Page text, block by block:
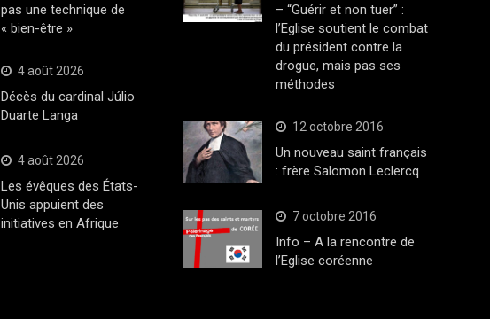
pas une technique de
« bien-être »
4 août 2026
Décès du cardinal Júlio
Duarte Langa
4 août 2026
Les évêques des États-
Unis appuient des
initiatives en Afrique
– “Guérir et non tuer” :
l’Eglise soutient le combat
du président contre la
drogue, mais pas ses
méthodes
12 octobre 2016
Un nouveau saint français
: frère Salomon Leclercq
7 octobre 2016
Info – A la rencontre de
l’Eglise coréenne